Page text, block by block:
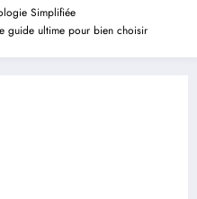
Simplifiée
guide ultime pour bien choisir